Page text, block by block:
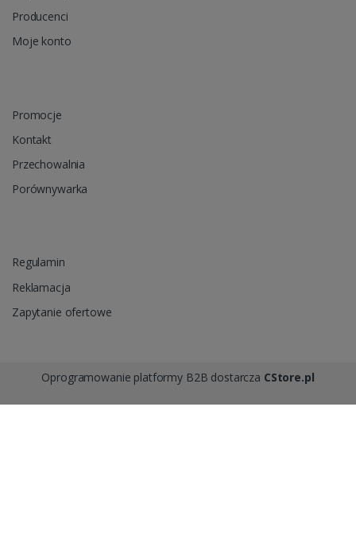
Producenci
Moje konto
Promocje
Kontakt
Przechowalnia
Porównywarka
Regulamin
Reklamacja
Zapytanie ofertowe
Oprogramowanie platformy B2B dostarcza CStore.pl